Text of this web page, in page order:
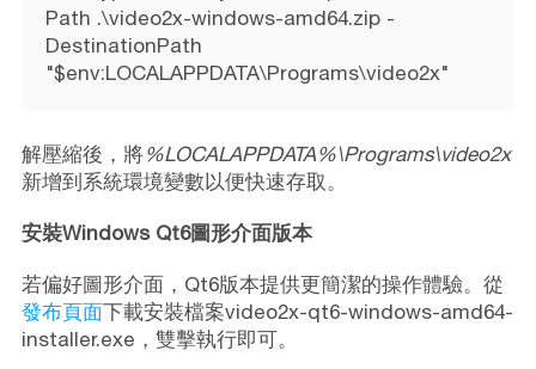
Path .\video2x-windows-amd64.zip -
DestinationPath
"$env:LOCALAPPDATA\Programs\video2x"
解壓縮後，將%LOCALAPPDATA%\Programs\video2x
新增到系統環境變數以便快速存取。
安裝Windows Qt6圖形介面版本
若偏好圖形介面，Qt6版本提供更簡潔的操作體驗。從
發布頁面下載安裝檔案video2x-qt6-windows-amd64-
installer.exe，雙擊執行即可。